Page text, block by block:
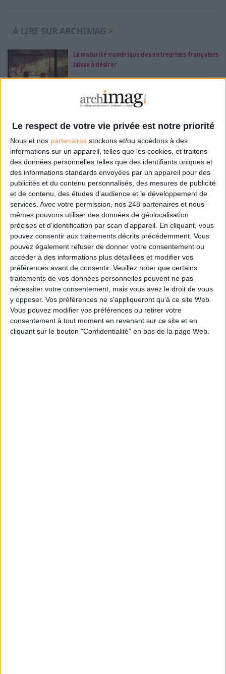
Le respect de votre vie privée est notre priorité
Nous et nos partenaires stockons et/ou accédons à des
informations sur un appareil, telles que les cookies, et traitons
des données personnelles telles que des identifiants uniques et
des informations standards envoyées par un appareil pour des
publicités et du contenu personnalisés, des mesures de publicité
et de contenu, des études d'audience et le développement de
services. Avec votre permission, nos 248 partenaires et nous-
mêmes pouvons utiliser des données de géolocalisation
précises et d’identification par scan d'appareil. En cliquant, vous
pouvez consentir aux traitements décrits précédemment. Vous
pouvez également refuser de donner votre consentement ou
accéder à des informations plus détaillées et modifier vos
préférences avant de consentir. Veuillez noter que certains
traitements de vos données personnelles peuvent ne pas
nécessiter votre consentement, mais vous avez le droit de vous
y opposer. Vos préférences ne s'appliqueront qu’à ce site Web.
Vous pouvez modifier vos préférences ou retirer votre
consentement à tout moment en revenant sur ce site et en
cliquant sur le bouton "Confidentialité" en bas de la page Web.
À LIRE SUR ARCHIMAG
La maturité numérique des entreprises françaises
laisse à désirer
Le Bénin bascule dans la dématérialisation tous
azimuts
Construire et faire vivre son référentiel
d’archivage : mode d’emploi, entre conformité et
mémoire
Cybersécurité, ce que chaque PME doit savoir et
faire
LE MAG